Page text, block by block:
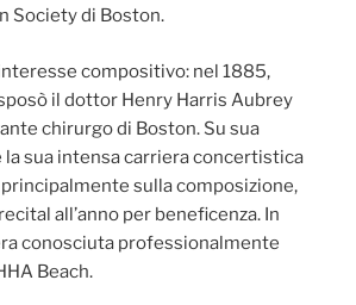
Society di Boston.
compositivo: nel 1885,
sposò il dottor Henry Harris Aubrey
chirurgo di Boston. Su sua
la sua intensa carriera concertistica
sulla composizione,
all’anno per beneficenza. In
conosciuta professionalmente
Beach.